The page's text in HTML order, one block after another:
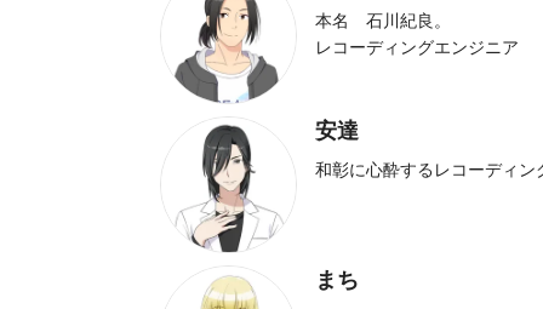
本名 石川紀良。
レコーディングエンジニア
安達
和彰に心酔するレコーディン
まち